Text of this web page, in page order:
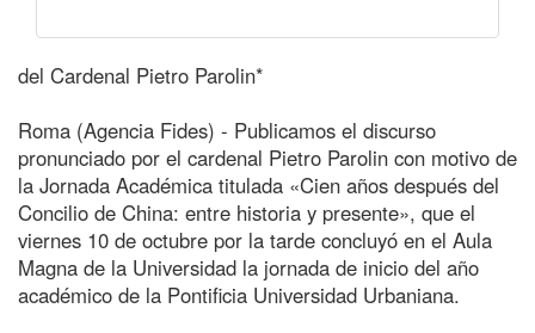
del Cardenal Pietro Parolin*
Roma (Agencia Fides) - Publicamos el discurso
pronunciado por el cardenal Pietro Parolin con motivo de
la Jornada Académica titulada «Cien años después del
Concilio de China: entre historia y presente», que el
viernes 10 de octubre por la tarde concluyó en el Aula
Magna de la Universidad la jornada de inicio del año
académico de la Pontificia Universidad Urbaniana.